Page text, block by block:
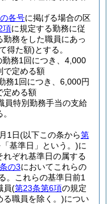
各号に掲げる場合の区
項に規定する勤務に従
務をした職員にあっ
得た額)とする。
勤務1回につき、4,000
で定める額
務1回につき、6,000円
定める額
員特別勤務手当の支給
1日(以下この条から第
基準日」という。)に
れぞれ基準日の属する
の3においてこれらの
。
これらの基準日前1
員(第23条第6項の規定
る職員を除く。)につい